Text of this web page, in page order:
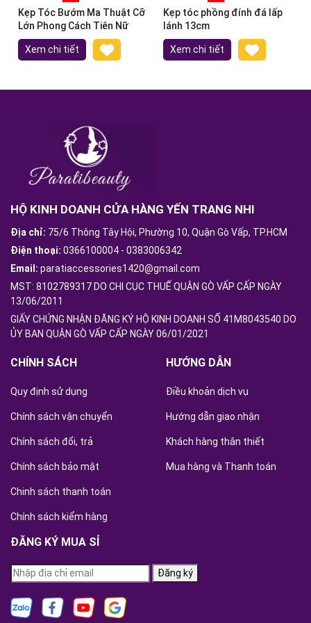
Kẹp Tóc Bướm Ma Thuật Cỡ
Lớn Phong Cách Tiên Nữ
Xem chi tiết
Kẹp tóc phồng đính đá lấp
lánh 13cm
Xem chi tiết
HỘ KINH DOANH CỬA HÀNG YẾN TRANG NHI
Địa chỉ: 75/6 Thông Tây Hội, Phường 10, Quận Gò Vấp, TP.HCM
Điện thoại: 0366100004 - 0383006342
Email: paratiaccessories1420@gmail.com
MST: 8102789317 DO CHI CỤC THUẾ QUẬN GÒ VẤP CẤP NGÀY
13/06/2011
GIẤY CHỨNG NHẬN ĐĂNG KÝ HỘ KINH DOANH SỐ 41M8043540 DO
ỦY BAN QUẬN GÒ VẤP CẤP NGÀY 06/01/2021
CHÍNH SÁCH
Quy định sử dụng
Chính sách vận chuyển
Chính sách đổi, trả
Chính sách bảo mật
Chinh sách thanh toán
Chính sách kiểm hàng
HƯỚNG DẪN
Điều khoản dịch vụ
Hướng dẫn giao nhận
Khách hàng thân thiết
Mua hàng và Thanh toán
ĐĂNG KÝ MUA SỈ
Đăng ký